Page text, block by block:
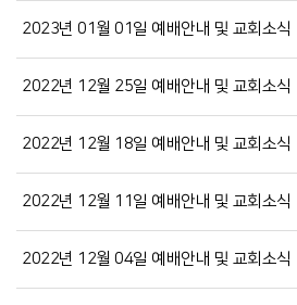
2023년 01월 01일 예배안내 및 교회소식
2022년 12월 25일 예배안내 및 교회소식
2022년 12월 18일 예배안내 및 교회소식
2022년 12월 11일 예배안내 및 교회소식
2022년 12월 04일 예배안내 및 교회소식